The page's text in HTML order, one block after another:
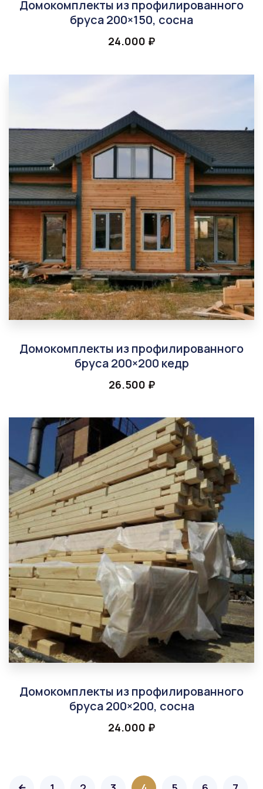
Домокомплекты из профилированного
бруса 200×150, сосна
24.000 ₽
Домокомплекты из профилированного
бруса 200×200 кедр
26.500 ₽
Домокомплекты из профилированного
бруса 200×200, сосна
24.000 ₽